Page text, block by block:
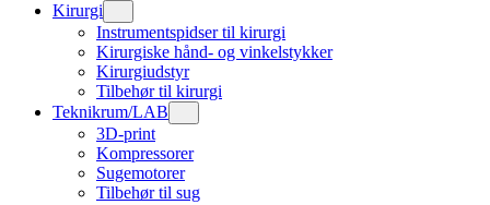
Kirurgi
Instrumentspidser til kirurgi
Kirurgiske hånd- og vinkelstykker
Kirurgiudstyr
Tilbehør til kirurgi
Teknikrum/LAB
3D-print
Kompressorer
Sugemotorer
Tilbehør til sug